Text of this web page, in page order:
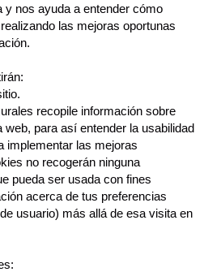
y nos ayuda a entender cómo
las mejoras oportunas
recopile información sobre
web, para así entender la usabilidad
implementar las mejoras
no recogerán ninguna
pueda ser usada con fines
acerca de tus preferencias
usuario) más allá de esa visita en